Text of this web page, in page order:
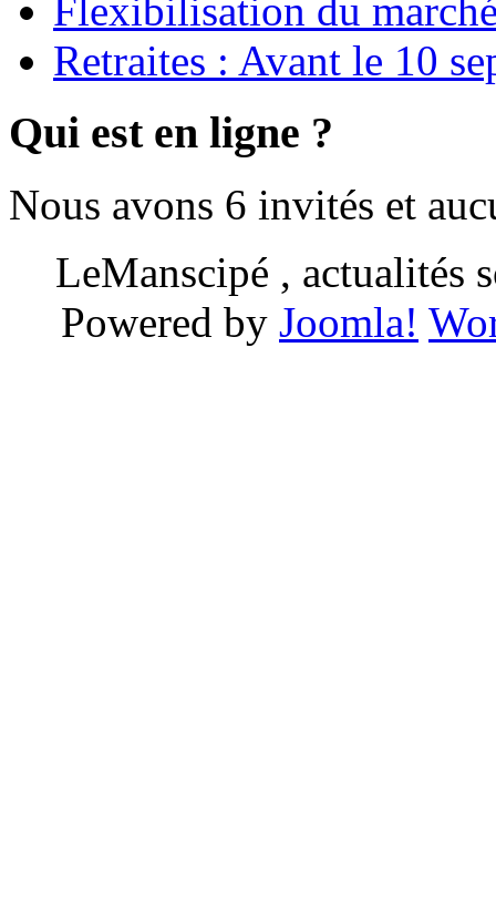
Flexibilisation du
Retraites : Avant le 10
Qui est en ligne ?
Nous avons 6 invités et
LeManscipé , actualités
Powered by Joomla!